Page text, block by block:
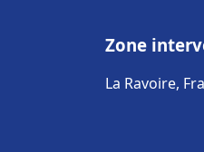
Zone
La Ravoire,